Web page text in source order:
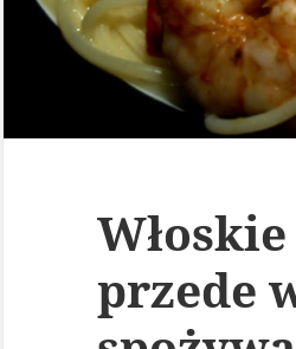
przede